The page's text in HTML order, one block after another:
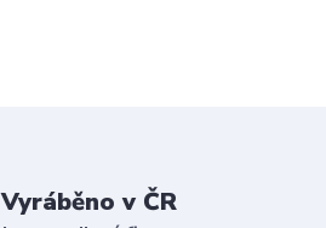
Vyráběno v ČR